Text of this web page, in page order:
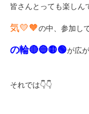
皆さんとっても楽しん
気💛🧡の中、参加し
の輪🔴🔵🟡🟢が広
それでは👇👇